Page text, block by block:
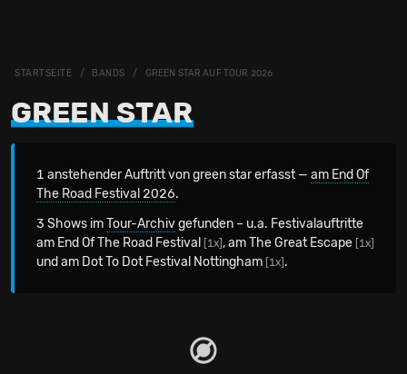
STARTSEITE BANDS GREEN STAR AUF TOUR 2026
GREEN STAR
1 anstehender Auftritt von green star erfasst — am End Of
The Road Festival 2026.
3 Shows imTour-Archivgefunden – u.a. Festivalauftritte
am End Of The Road Festival
[1x] , am The Great Escape [1x]
und am Dot To Dot Festival Nottingham [1x] .